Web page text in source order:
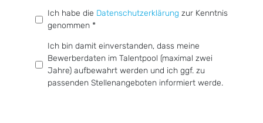
Ich habe die Datenschutzerklärungzur Kenntnis
genommen
Ich bin damit einverstanden, dass meine
Bewerberdaten im Talentpool (maximal zwei
Jahre) aufbewahrt werden und ich ggf. zu
passenden Stellenangeboten informiert werde.